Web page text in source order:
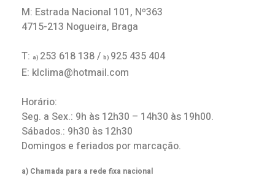
M: Estrada Nacional 101, Nº363
4715-213 Nogueira, Braga
T: a) 253 618 138 / b) 925 435 404
E: klclima@hotmail.com
Horário:
Seg. a Sex.: 9h às 12h30 – 14h30 às 19h00.
Sábados.: 9h30 às 12h30
Domingos e feriados por marcação.
a) Chamada para a rede fixa nacional